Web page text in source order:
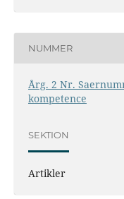
NUMMER
Årg. 2 Nr.
kompetence
SEKTION
Artikler